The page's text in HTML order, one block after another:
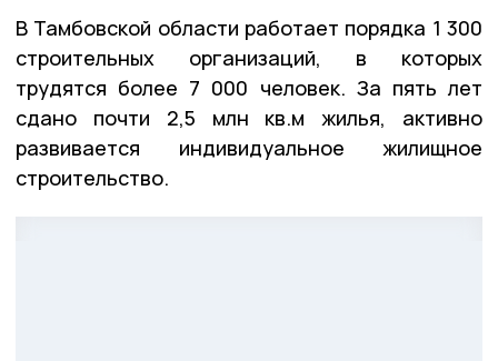
В Тамбовской области работает порядка 1 300
строительных организаций, в которых
трудятся более 7 000 человек. За пять лет
сдано почти 2,5 млн кв.м жилья, активно
развивается индивидуальное жилищное
строительство.